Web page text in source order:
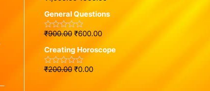
u
t
o
f
t
e
d
0
u
t
o
f
General Questions
R
t
e
d
0
₹900.00 ₹600.00
Creating Horoscope
R
₹200.00 ₹0.00